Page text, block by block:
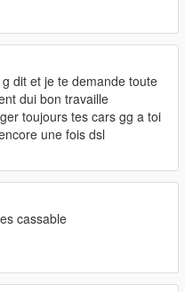
dit et je te demande toute
dui bon travaille
toujours tes cars gg a toi
une fois dsl
cassable